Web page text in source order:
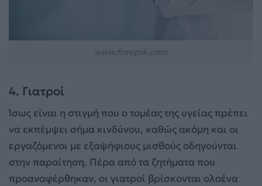
4. Γιατροί
Ίσως είναι η στιγμή που ο τομέας της υγείας πρέπει
να εκπέμψει σήμα κινδύνου, καθώς ακόμη και οι
εργαζόμενοι με εξαψήφιους μισθούς οδηγούνται
στην παραίτηση. Πέρα από τα ζητήματα που
προαναφέρθηκαν, οι γιατροί βρίσκονται ολοένα